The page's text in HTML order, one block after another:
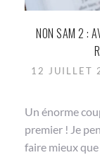
NON SAM 2 :
12 JUILLET
Un énorme
premier ! Je
faire mieux